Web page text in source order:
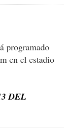
programado
en el estadio
DEL